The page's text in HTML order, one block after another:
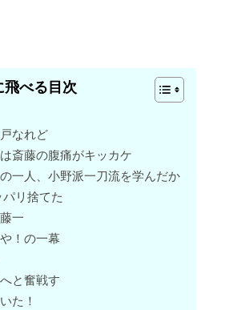
飛べる目次
なれど
斎藤の腹痛がキッカケ
一人、小野派一刀流を学んだか
リ捨てた
一
！の一幕
と奮戦す
た！